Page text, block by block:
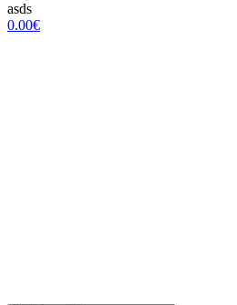
asds
0.00€